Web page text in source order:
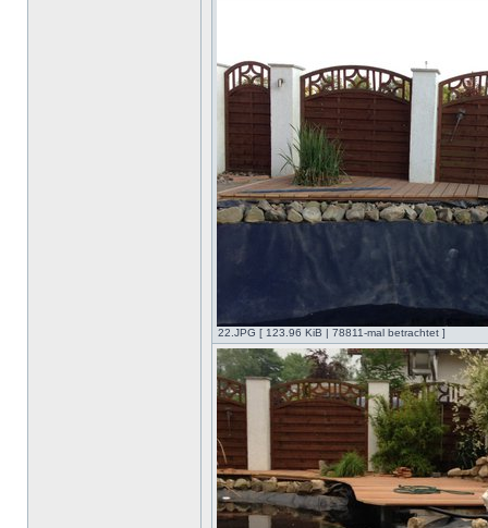
22.JPG [ 123.96 KiB | 78811-mal betrachtet ]